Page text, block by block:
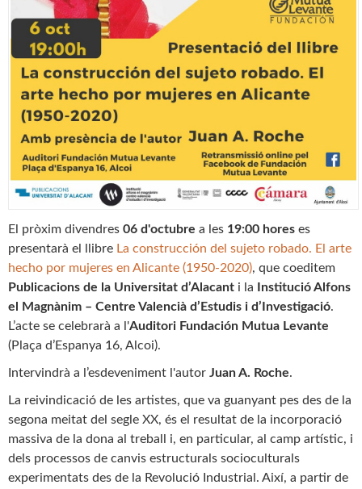
El pròxim divendres 06 d'octubre a les 19:00 hores es
presentarà el llibre La construcción del sujeto robado. El arte
hecho por mujeres en Alicante (1950-2020), que coeditem
Publicacions de la Universitat d’Alacant i la
Institució Alfons
el Magnànim – Centre Valencià d’Estudis i d’Investigació.
L’acte se celebrarà a l'Auditori Fundación Mutua Levante
(Plaça d’Espanya 16, Alcoi).
Intervindrà a l’esdeveniment l'autor Juan A. Roche.
La reivindicació de les artistes, que va guanyant pes des de la
segona meitat del segle XX, és el resultat de la incorporació
massiva de la dona al treball i, en particular, al camp artístic, i
dels processos de canvis estructurals socioculturals
experimentats des de la Revolució Industrial. Així, a partir de